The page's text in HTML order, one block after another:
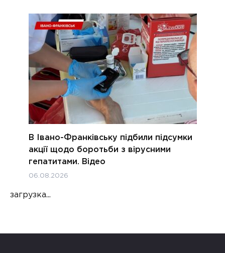
В Івано-Франківську підбили підсумки
акції щодо боротьби з вірусними
гепатитами. Відео
06.08.2026
загрузка...